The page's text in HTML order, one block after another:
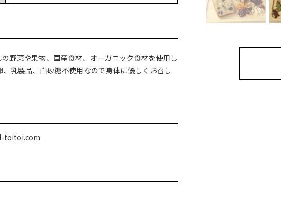
野菜や果物、国産食材、オーガニック食材を使用し
、乳製品、白砂糖不使用なので身体に優しくお召し
toitoi.com